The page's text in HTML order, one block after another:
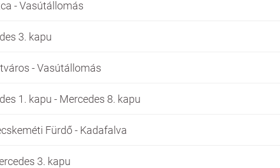
- Vasútállomás
3. kapu
- Vasútállomás
1. kapu - Mercedes 8. kapu
Fürdő - Kadafalva
3. kapu